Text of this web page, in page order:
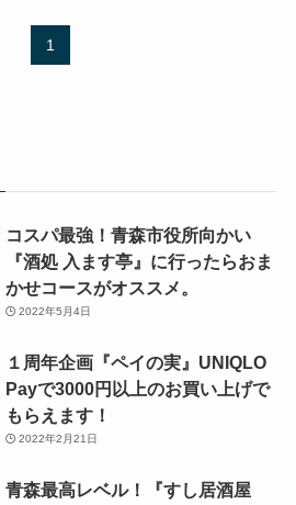
1
コスパ最強！青森市役所向かい
『酒処 入ます亭』に行ったらおま
かせコースがオススメ。
2022年5月4日
１周年企画『ペイの実』UNIQLO
Payで3000円以上のお買い上げで
もらえます！
2022年2月21日
青森最高レベル！『すし居酒屋